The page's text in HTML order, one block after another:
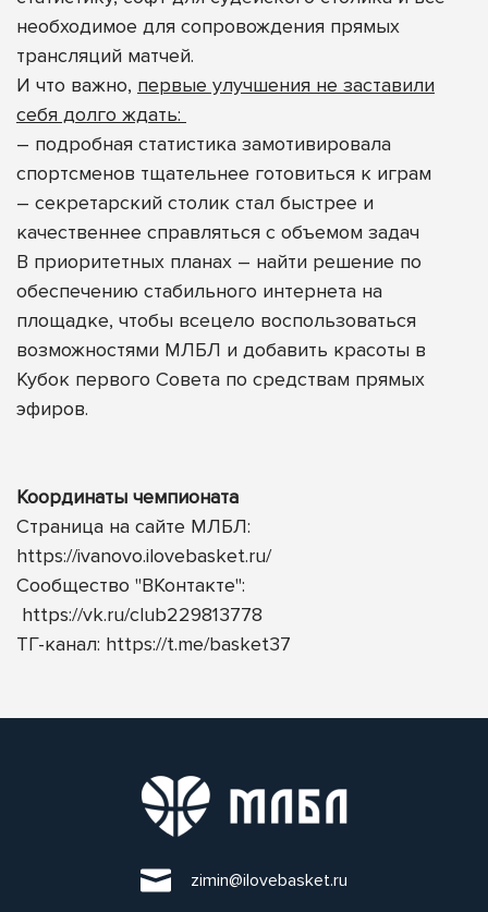
необходимое для сопровождения прямых
трансляций матчей.
И что важно, первые улучшения не заставили
себя долго ждать:
– подробная статистика замотивировала
спортсменов тщательнее готовиться к играм
– секретарский столик стал быстрее и
качественнее справляться с объемом задач
В приоритетных планах – найти решение по
обеспечению стабильного интернета на
площадке, чтобы всецело воспользоваться
возможностями МЛБЛ и добавить красоты в
Кубок первого Совета по средствам прямых
эфиров.
Координаты чемпионата
Страница на сайте МЛБЛ:
https://ivanovo.ilovebasket.ru/
Сообщество "ВКонтакте":
https://vk.ru/club229813778
ТГ-канал: https://t.me/basket37
zimin@ilovebasket.ru